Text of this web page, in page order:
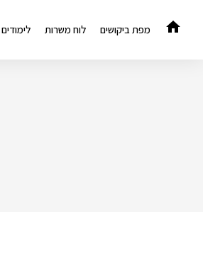
לתוכן
מפת ביקושים לוח משרות לימודים